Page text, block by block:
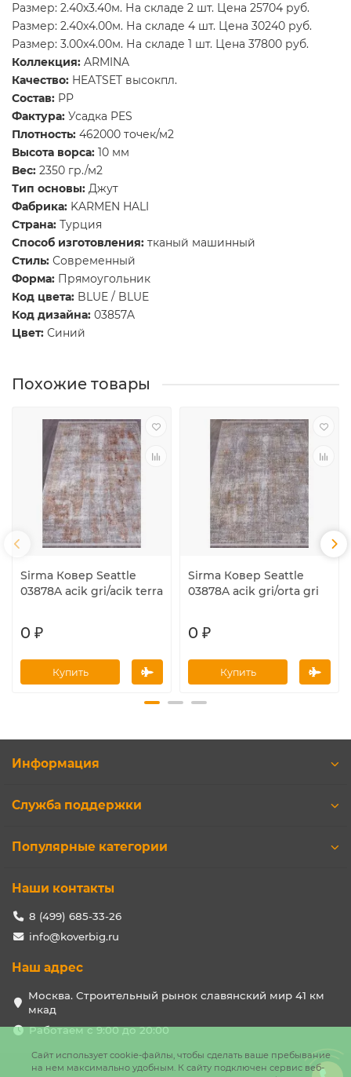
Размер: 2.40x3.40м. На складе 2 шт. Цена 25704 руб.
Размер: 2.40x4.00м. На складе 4 шт. Цена 30240 руб.
Размер: 3.00x4.00м. На складе 1 шт. Цена 37800 руб.
Коллекция: ARMINA
Качество: HEATSET высокпл.
Состав: PP
Фактура: Усадка PES
Плотность: 462000 точек/м2
Высота ворса: 10 мм
Вес: 2350 гр./м2
Тип основы: Джут
Фабрика: KARMEN HALI
Страна: Турция
Способ изготовления: тканый машинный
Стиль: Современный
Форма: Прямоугольник
Код цвета: BLUE / BLUE
Код дизайна: 03857A
Цвет: Синий
Похожие товары
Sirma Ковер Seattle
03878A acik gri/acik terra
0 ₽
Купить
Sirma Ковер Seattle
03878A acik gri/orta gri
0 ₽
Купить
Сайт использует cookie-файлы, чтобы сделать ваше пребывание
на нем максимально удобным. К cайту подключен сервис веб-
Информация
Служба поддержки
Популярные категории
Наши контакты
8 (499) 685-33-26
info@koverbig.ru
Наш адрес
Москва. Строительный рынок славянский мир 41 км
мкад
Работаем с 9:00 до 20:00